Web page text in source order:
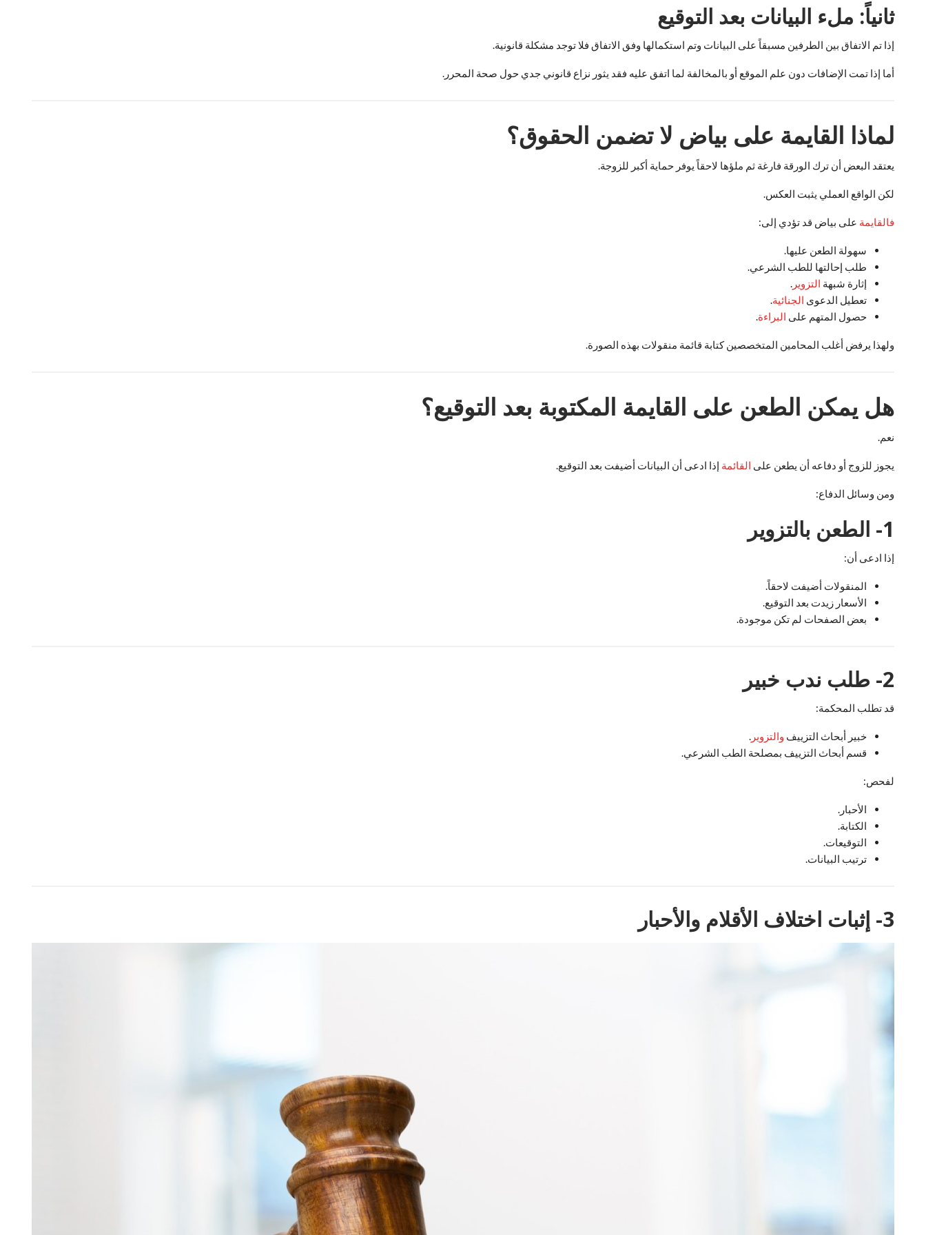
ثانياً: ملء البيانات بعد التوقيع
إذا تم الاتفاق بين الطرفين مسبقاً على البيانات وتم استكمالها وفق الاتفاق فلا توجد مشكلة قانونية.
أما إذا تمت الإضافات دون علم الموقع أو بالمخالفة لما اتفق عليه فقد يثور نزاع قانوني جدي حول صحة المحرر.
لماذا القايمة على بياض لا تضمن الحقوق؟
يعتقد البعض أن ترك الورقة فارغة ثم ملؤها لاحقاً يوفر حماية أكبر للزوجة.
لكن الواقع العملي يثبت العكس.
فالقايمة على بياض قد تؤدي إلى:
سهولة الطعن عليها.
طلب إحالتها للطب الشرعي.
إثارة شبهة التزوير .
تعطيل الدعوى الجنائية.
حصول المتهم على البراءة.
ولهذا يرفض أغلب المحامين المتخصصين كتابة قائمة منقولات بهذه الصورة.
هل يمكن الطعن على القايمة المكتوبة بعد التوقيع؟
نعم.
يجوز للزوج أو دفاعه أن يطعن على القائمة إذا ادعى أن البيانات أضيفت بعد التوقيع.
ومن وسائل الدفاع:
1- الطعن بالتزوير
إذا ادعى أن:
المنقولات أضيفت لاحقاً.
الأسعار زيدت بعد التوقيع.
بعض الصفحات لم تكن موجودة.
2- طلب ندب خبير
قد تطلب المحكمة:
خبير أبحاث التزييف والتزوير .
قسم أبحاث التزييف بمصلحة الطب الشرعي.
لفحص:
الأحبار.
الكتابة.
التوقيعات.
ترتيب البيانات.
3- إثبات اختلاف الأقلام والأحبار